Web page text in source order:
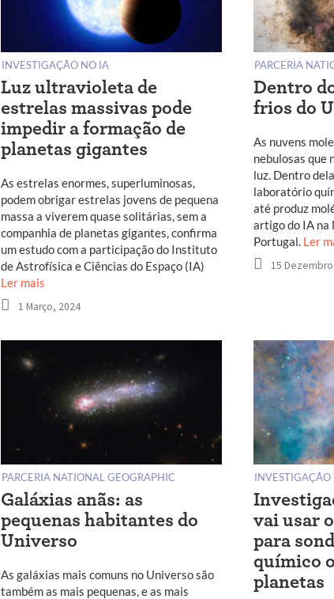
INVESTIGAÇÃO NO IA
Luz ultravioleta de
estrelas massivas pode
impedir a formação de
planetas gigantes
As estrelas enormes, superluminosas,
podem obrigar estrelas jovens de pequena
massa a viverem quase solitárias, sem a
companhia de planetas gigantes, confirma
um estudo com a participação do Instituto
de Astrofísica e Ciências do Espaço (IA)
Ler mais
1 Março, 2024
PARCERIA
Dentro
frios do
As nuvens
nebulosas que
luz. Dentro
laboratório
até produz
artigo do IA na
Portugal. Ler
15
PARCERIA NATIONAL GEOGRAPHIC
Galáxias anãs: as
pequenas habitantes do
Universo
As galáxias mais comuns no Universo são
também as mais pequenas, e as mais
INVESTIGAÇÃO
vai usar
para
químico
planetas